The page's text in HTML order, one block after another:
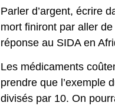
Parler d’argent, écrire
mort finiront par aller de
réponse au SIDA en
Les médicaments
prendre que l’exemple
divisés par 10. On